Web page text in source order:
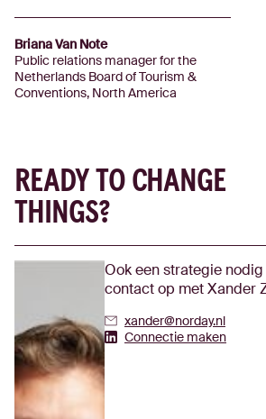
Briana Van Note
Public relations manager for the
Netherlands Board of Tourism &
Conventions, North America
READY TO CHANGE
THINGS?
Ook een strategie
contact op met Xander
xander@norday.nl
Connectie maken
Xander Zuidgeest's Linkedin